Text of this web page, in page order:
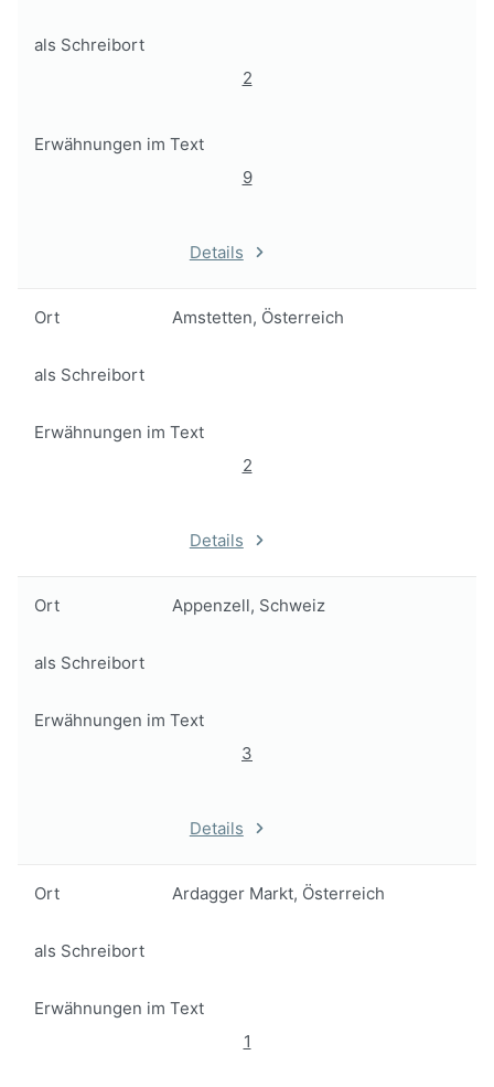
als Schreibort
2
Erwähnungen im Text
9
Details
Ort Amstetten, Österreich
als Schreibort
Erwähnungen im Text
2
Details
Ort Appenzell, Schweiz
als Schreibort
Erwähnungen im Text
3
Details
Ort Ardagger Markt, Österreich
als Schreibort
Erwähnungen im Text
1